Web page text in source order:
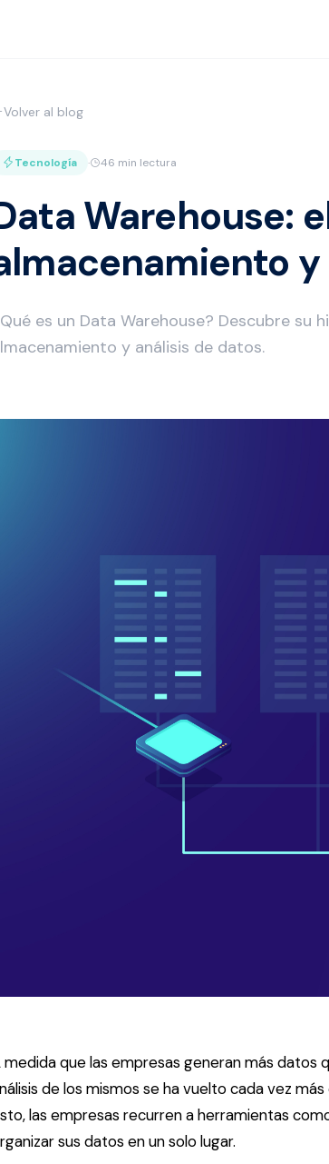
Volver al blog
Tecnología · 46 min lectura
Warehouse:
es un Data Warehouse? Descubre su
y análisis de datos.
medida que las empresas generan más datos
de los mismos se ha vuelto cada vez
las empresas recurren a herramientas
sus datos en un solo lugar.